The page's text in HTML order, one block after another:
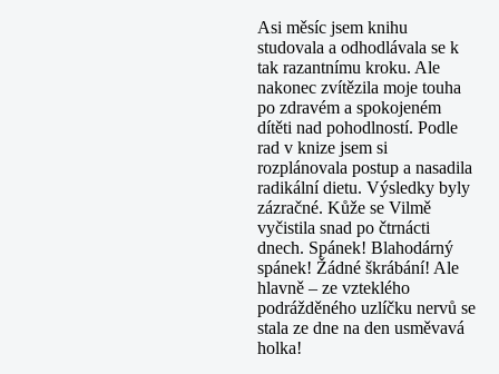
Asi měsíc jsem knihu
studovala a odhodlávala se k
tak razantnímu kroku. Ale
nakonec zvítězila moje touha
po zdravém a spokojeném
dítěti nad pohodlností. Podle
rad v knize jsem si
rozplánovala postup a nasadila
radikální dietu. Výsledky byly
zázračné. Kůže se Vilmě
vyčistila snad po čtrnácti
dnech. Spánek! Blahodárný
spánek! Žádné škrábání! Ale
hlavně – ze vzteklého
podrážděného uzlíčku nervů se
stala ze dne na den usměvavá
holka!